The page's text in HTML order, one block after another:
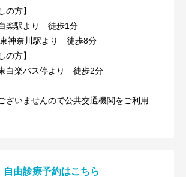
の方】
楽駅より 徒歩1分
神奈川駅より 徒歩8分
の方】
白楽バス停より 徒歩2分
ざいませんので公共交通機関をご利用
自由診療予約はこちら